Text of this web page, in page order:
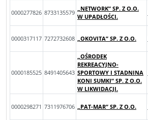
0000277826 8733135579
„NETWORK” SP. Z O.O.
W UPADŁOŚCI.
0000317117 7272732608 „OKOVITA” SP. Z O.O.
0000185525 8491405643
„OŚRODEK
REKREACYJNO-
SPORTOWY I STADNINA
KONI SUMKI” SP. Z O.O.
W LIKWIDACJI.
0000298271 7311976706 „PAT-MAR” SP. Z O.O.